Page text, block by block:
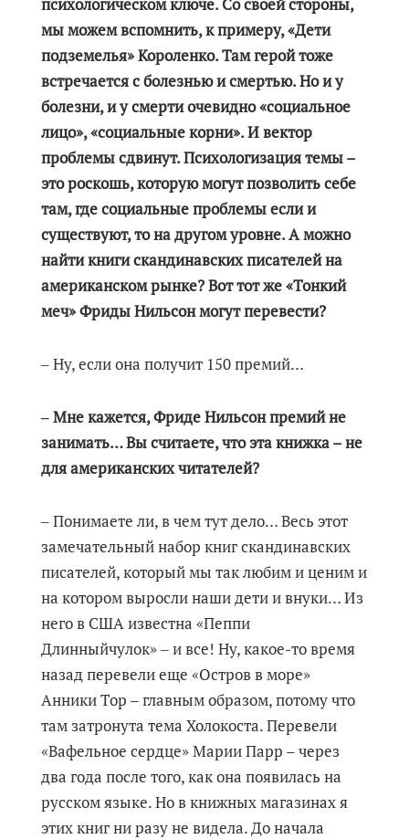
психологическом ключе. Со своей стороны,
мы можем вспомнить, к примеру, «Дети
подземелья» Короленко. Там герой тоже
встречается с болезнью и смертью. Но и у
болезни, и у смерти очевидно «социальное
лицо», «социальные корни». И вектор
проблемы сдвинут. Психологизация темы –
это роскошь, которую могут позволить себе
там, где социальные проблемы если и
существуют, то на другом уровне. А можно
найти книги скандинавских писателей на
американском рынке? Вот тот же «Тонкий
меч» Фриды Нильсон могут перевести?
‒ Ну, если она получит 150 премий…
‒ Мне кажется, Фриде Нильсон премий не
занимать… Вы считаете, что эта книжка – не
для американских читателей?
‒ Понимаете ли, в чем тут дело… Весь этот
замечательный набор книг скандинавских
писателей, который мы так любим и ценим и
на котором выросли наши дети и внуки… Из
него в США известна «Пеппи
Длинныйчулок» ‒ и все! Ну, какое-то время
назад перевели еще «Остров в море»
Анники Тор – главным образом, потому что
там затронута тема Холокоста. Перевели
«Вафельное сердце» Марии Парр – через
два года после того, как она появилась на
русском языке. Но в книжных магазинах я
этих книг ни разу не видела. До начала